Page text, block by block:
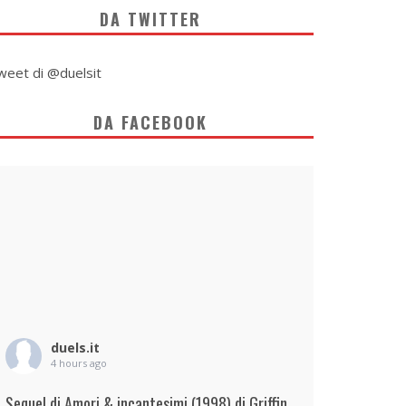
DA TWITTER
di @duelsit
DA FACEBOOK
duels.it
4 hours ago